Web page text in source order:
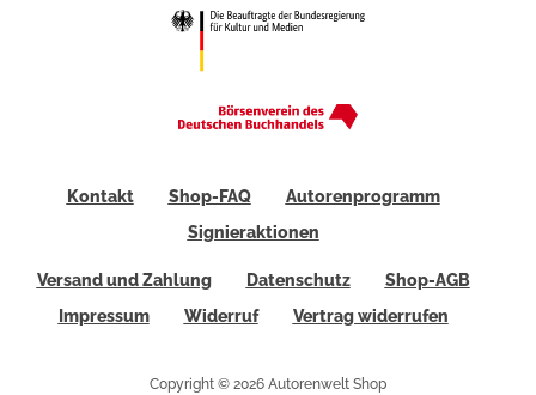
Kontakt Shop-FAQ
Autorenprogramm
Signieraktionen
Versand und Zahlung Datenschutz
Shop-AGB
Impressum
Widerruf Vertrag widerrufen
Copyright © 2026 Autorenwelt Shop